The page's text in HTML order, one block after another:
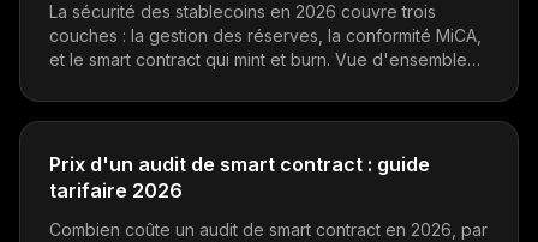
La sécurité des stablecoins en 2026 couvre trois
couches : la gestion des réserves, la conformité MiCA,
et le smart contract qui mint et burn. Vue d'ensemble
qui détiennent des stables.
Prix d'un audit de smart contract : guide
tarifaire 2026
Combien coûte un audit de smart contract en 2026, par